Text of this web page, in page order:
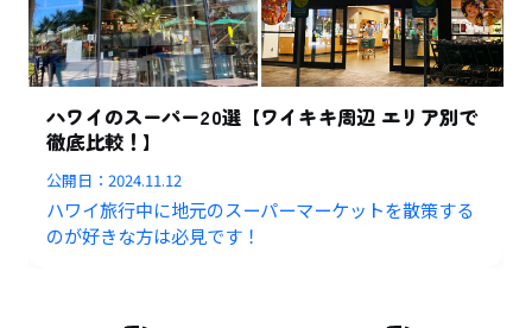
ハワイのスーパー20選【ワイキキ周辺 エリア別で
徹底比較！】
公開日：2024.11.12
ハワイ旅行中に地元のスーパーマーケットを散策する
のが好きな方は必見です！